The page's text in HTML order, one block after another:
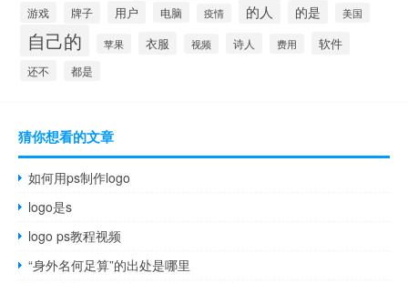
游戏 牌子 用户 电脑 疫情 的人 的是 美国
自己的 苹果 衣服 视频 诗人 费用 软件
还不 都是
猜你想看的文章
如何用ps制作logo
logo是s
logo ps教程视频
“身外名何足算”的出处是哪里